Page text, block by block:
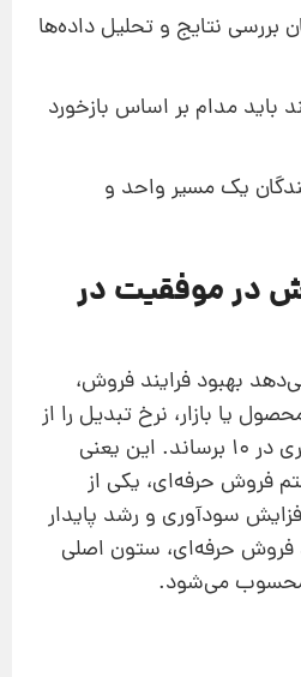
بررسی نتایج و تحلیل داده‌ها
باید مدام بر اساس بازخورد
یک مسیر واحد و
در موفقیت در
بهبود فرایند فروش،
یا بازار، نرخ تبدیل را از
۱ مشتری در ۱۰ به ۹ مشتری در ۱۰ برساند. این یعنی
فروش حرفه‌ای، یکی از
سودآوری و رشد پایدار
فروش حرفه‌ای، ستون اصلی
می‌شود.